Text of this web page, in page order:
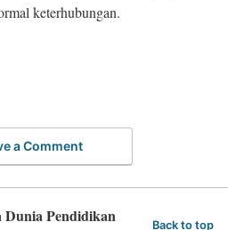
keterhubungan.
a Comment
Dunia Pendidikan Back to top